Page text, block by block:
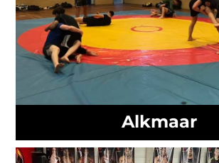
Alkmaar